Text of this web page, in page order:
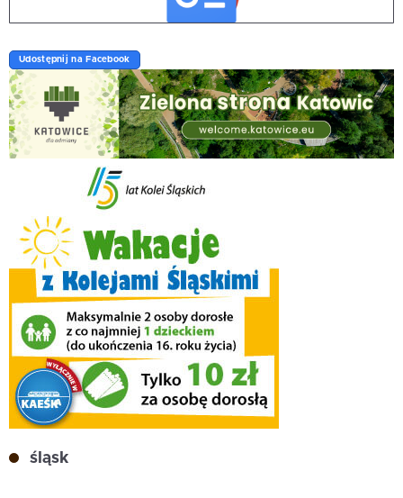
Udostępnij na Facebook
śląsk